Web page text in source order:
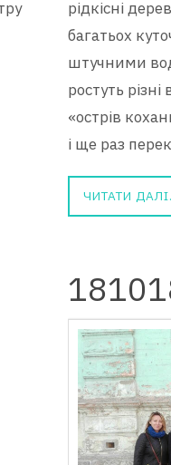
рідкісні
багатьох
штучними
ростуть
«острів
і ще раз
ЧИТАТИ